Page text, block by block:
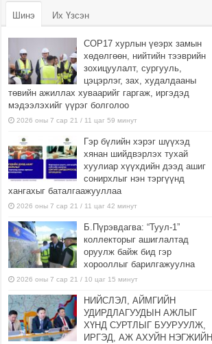
Шинэ Их Үзсэн
COP17 хурлын үеэрх замын
хөдөлгөөн, нийтийн тээврийн
зохицуулалт, сургууль,
цэцэрлэг, зах, худалдааны
төвийн ажиллах хуваарийг гаргаж, иргэдэд
мэдээлэхийг үүрэг болголоо
2026 оны 7 сар 21 / 11 цаг 59 минут
Гэр бүлийн хэрэг шүүхэд
хянан шийдвэрлэх тухай
хуулиар хүүхдийн дээд ашиг
сонирхлыг нэн тэргүүнд
хангахыг баталгаажууллаа
2026 оны 7 сар 21 / 11 цаг 42 минут
Б.Пүрэвдагва: “Туул-1”
коллекторыг ашиглалтад
оруулж байж бид гэр
хорооллыг барилгажуулна
2026 оны 7 сар 21 / 10 цаг 15 минут
НИЙСЛЭЛ, АЙМГИЙН
УДИРДЛАГУУДЫН АЖЛЫГ
ХҮНД СУРТЛЫГ БУУРУУЛЖ,
ИРГЭД, АЖ АХУЙН НЭГЖИЙН